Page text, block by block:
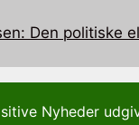
Den politiske
Nyheder